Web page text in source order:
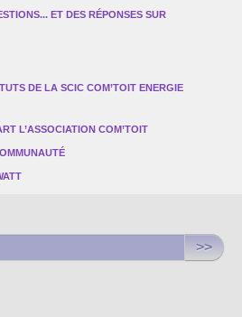
ET DES RÉPONSES SUR
DE LA SCIC COM’TOIT ENERGIE
L’ASSOCIATION COM’TOIT
>>